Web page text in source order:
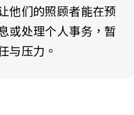
他们的照顾者能在预
或处理个人事务，暂
与压力。